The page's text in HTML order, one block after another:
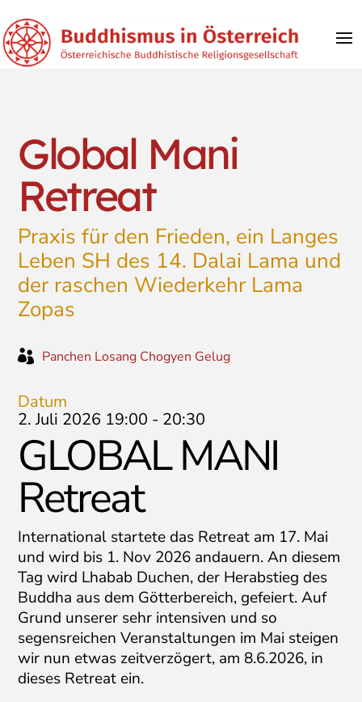
Global Mani
Retreat
Praxis für den Frieden, ein Langes
Leben SH des 14. Dalai Lama und
der raschen Wiederkehr Lama
Zopas
 Panchen Losang Chogyen Gelug
Datum
2. Juli 2026 19:00 - 20:30
GLOBAL MANI
Retreat
International startete das Retreat am 17. Mai
und wird bis 1. Nov 2026 andauern. An diesem
Tag wird Lhabab Duchen, der Herabstieg des
Buddha aus dem Götterbereich, gefeiert. Auf
Grund unserer sehr intensiven und so
segensreichen Veranstaltungen im Mai steigen
wir nun etwas zeitverzögert, am 8.6.2026, in
dieses Retreat ein.